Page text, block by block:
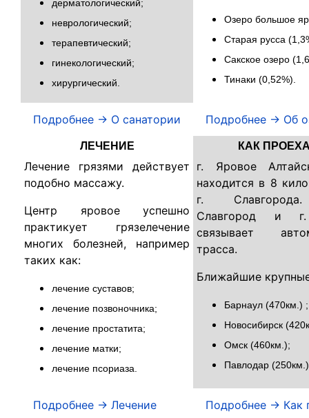
дерматологический;
неврологический;
терапевтический;
гинекологический;
хирургический.
Озеро большое
Старая русса
Сакское озеро
Тинаки (0,52%).
Подробнее -> О санатории Подробнее -> Об
ЛЕЧЕНИЕ
Лечение грязями действует
подобно массажу.
Центр яровое успешно
практикует грязелечение
многих болезней, например
таких как:
лечение суставов;
лечение позвоночника;
лечение простатита;
лечение матки;
лечение псориаза.
КАК
г. Яровое
находится в 8
г.
Славгород и
связывает
трасса.
Ближайшие
Барнаул (470км.) ;
Новосибирск
Омск (460км.);
Павлодар
Подробнее -> Лечение
Подробнее -> Как